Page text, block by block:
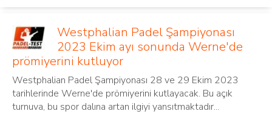
Westphalian Padel Şampiyonası
2023 Ekim ayı sonunda Werne'de
prömiyerini kutluyor
Westphalian Padel Şampiyonası 28 ve 29 Ekim 2023
tarihlerinde Werne'de prömiyerini kutlayacak. Bu açık
turnuva, bu spor dalına artan ilgiyi yansıtmaktadır...